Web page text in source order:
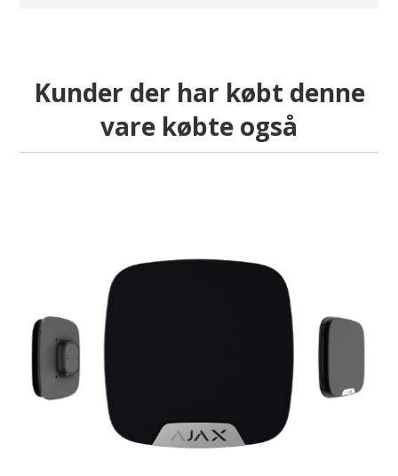
Kunder der har købt denne
vare købte også